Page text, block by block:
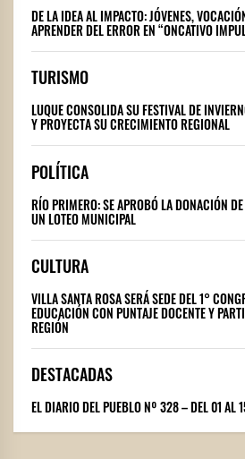
DE LA IDEA AL IMPACTO: JÓVENES,
APRENDER DEL ERROR EN “ONCATIVO
TURISMO
LUQUE CONSOLIDA SU FESTIVAL DE
Y PROYECTA SU CRECIMIENTO REGIONAL
POLÍTICA
RÍO PRIMERO: SE APROBÓ LA DONACIÓN
UN LOTEO MUNICIPAL
CULTURA
VILLA SANTA ROSA SERÁ SEDE DEL 1°
EDUCACIÓN CON PUNTAJE DOCENTE Y
REGIÓN
DESTACADAS
EL DIARIO DEL PUEBLO Nº 328 – DEL 01 AL